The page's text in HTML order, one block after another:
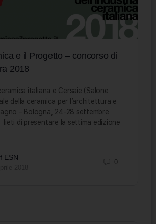
e il Progetto – concorso di
2018
italiana e Cersaie (Salone
della ceramica per l’architettura e
– Bologna, 24-28 settembre
di presentare la settima edizione
ESN
0